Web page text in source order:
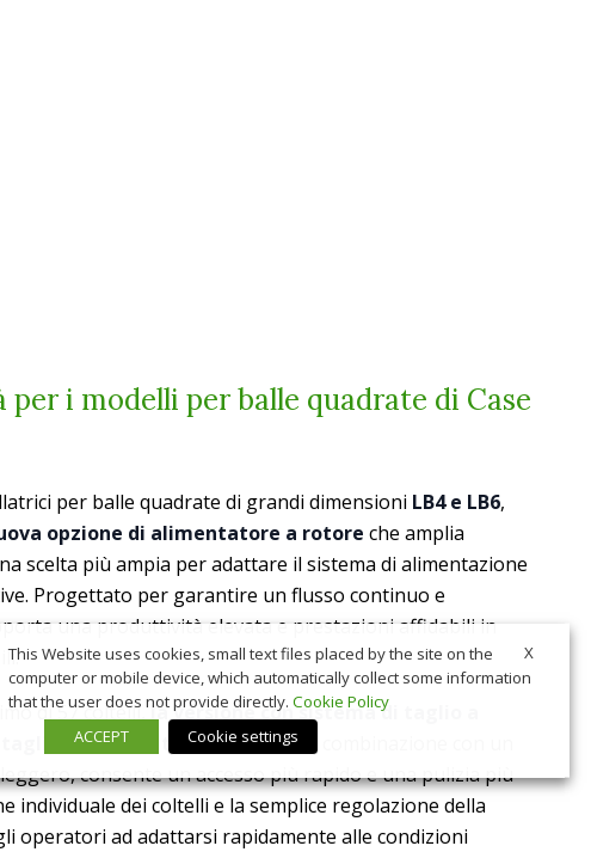
per i modelli per balle quadrate di Case
per balle quadrate di grandi dimensioni LB4 e LB6,
opzione di alimentatore a rotore che amplia
scelta più ampia per adattare il sistema di alimentazione
Progettato per garantire un flusso continuo e
una produttività elevata e prestazioni affidabili in
di 57 coltelli,la versione con sistema di taglio a
e flessibilità migliorate. In combinazione con un
consente un accesso più rapido e una pulizia più
individuale dei coltelli e la semplice regolazione della
operatori ad adattarsi rapidamente alle condizioni
X
This Website uses cookies, small text files placed by the site on the
computer or mobile device, which automatically collect some information
that the user does not provide directly. Cookie Policy
ACCEPT
Cookie settings